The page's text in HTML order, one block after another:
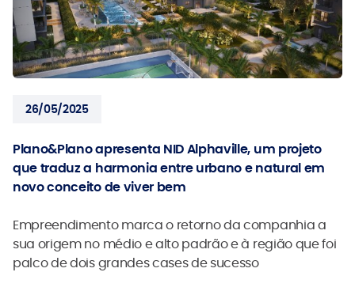
26/05/2025
Plano&Plano apresenta NID Alphaville, um projeto
que traduz a harmonia entre urbano e natural em
novo conceito de viver bem
Empreendimento marca o retorno da companhia a
sua origem no médio e alto padrão e à região que foi
palco de dois grandes cases de sucesso